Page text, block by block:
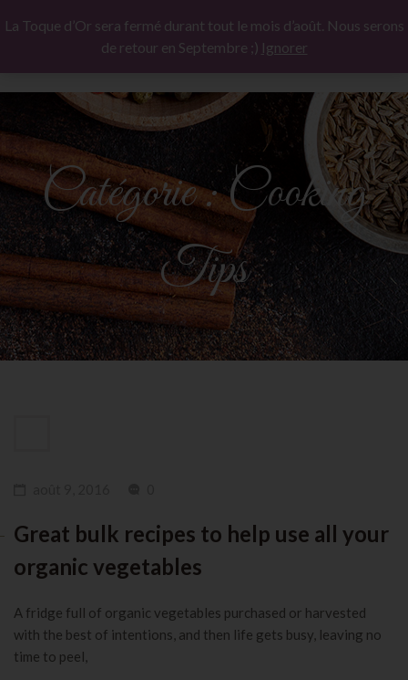
Catégorie :Cooking
Tips
Great bulk recipes to help use all your
organic vegetables
A fridge full of organic vegetables purchased or harvested
with the best of intentions, and then life gets busy, leaving no
time to peel,
La Toque d’Or sera fermé durant tout le mois d’août. Nous serons
de retour en Septembre ;) Ignorer